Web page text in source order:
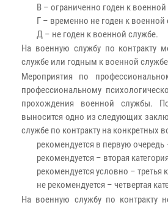
В – ограниченно годен к
Г – временно не годен к военной
Д – не годен к военной службе.
На военную службу по контракту
службе или годным к военной
Мероприятия по
профессиональному
прохождения военной службы. По
выносится одно из следующих
службе по контракту на конкретных
рекомендуется в первую очередь
рекомендуется – вторая
рекомендуется условно – третья
не рекомендуется – четвертая
На военную службу по контракту